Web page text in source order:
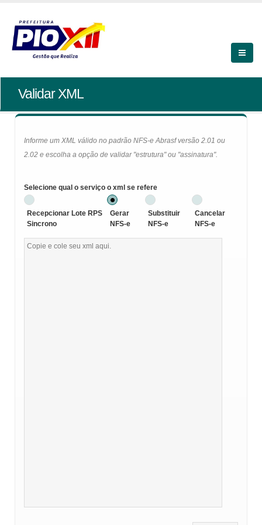
Validar XML
Informe um XML válido no padrão NFS-e Abrasf versão 2.01 ou
2.02 e escolha a opção de validar "estrutura" ou "assinatura".
Selecione qual o serviço o xml se refere
Recepcionar Lote RPS
Sincrono
Gerar
NFS-e
Substituir
NFS-e
Cancelar
NFS-e